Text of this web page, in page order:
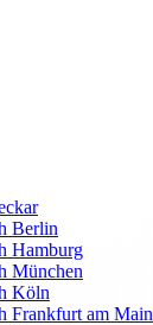
Berlin
Hamburg
München
Köln
Frankfurt am Main